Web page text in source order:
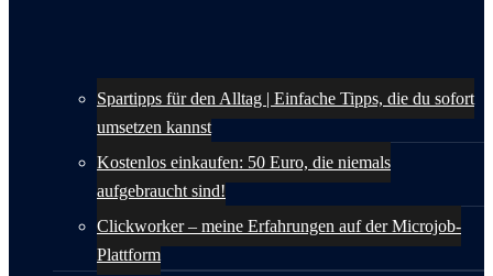
Spartipps für den Alltag | Einfache Tipps, die du sofort
umsetzen kannst
Kostenlos einkaufen: 50 Euro, die niemals
aufgebraucht sind!
Clickworker – meine Erfahrungen auf der Microjob-
Plattform